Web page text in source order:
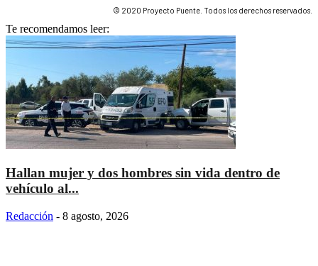
© 2020 Proyecto Puente. Todos los derechos reservados.
Te recomendamos leer:
Hallan mujer y dos hombres sin vida dentro de
vehículo al...
Redacción - 8 agosto, 2026